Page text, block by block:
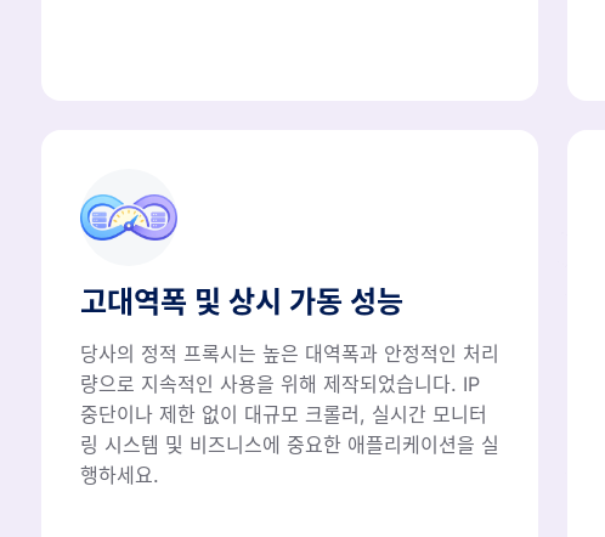
고대역폭 및 상시 가동 성능
당사의 정적 프록시는 높은 대역폭과 안정적인 처리
량으로 지속적인 사용을 위해 제작되었습니다. IP
중단이나 제한 없이 대규모 크롤러, 실시간 모니터
링 시스템 및 비즈니스에 중요한 애플리케이션을 실
행하세요.